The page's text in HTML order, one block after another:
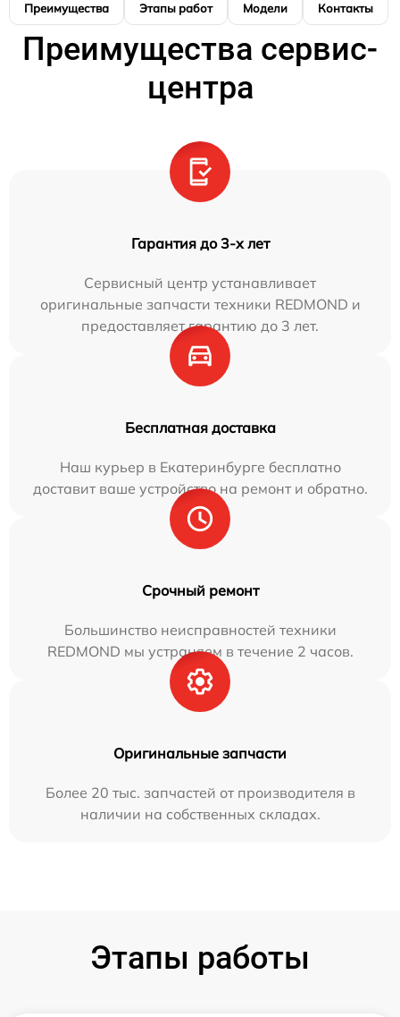
Преимущества Этапы работ Модели Контакты
Преимущества сервис-
центра
Гарантия до 3-х лет
Сервисный центр устанавливает
оригинальные запчасти техники REDMOND и
предоставляет гарантию до 3 лет.
Бесплатная доставка
Наш курьер в Екатеринбурге бесплатно
доставит ваше устройство на ремонт и обратно.
Срочный ремонт
Большинство неисправностей техники
REDMOND мы устраняем в течение 2 часов.
Оригинальные запчасти
Более 20 тыс. запчастей от производителя в
наличии на собственных складах.
Этапы работы